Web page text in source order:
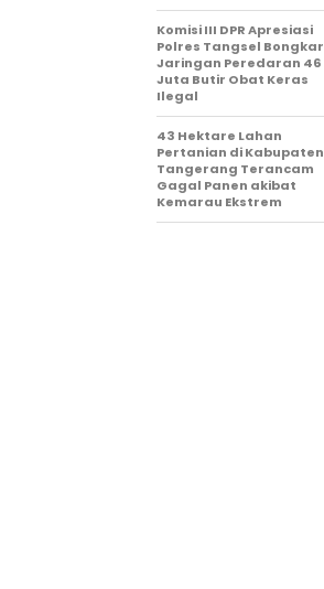
Komisi III DPR Apresiasi
Polres Tangsel Bongkar
Jaringan Peredaran 46
Juta Butir Obat Keras
Ilegal
43 Hektare Lahan
Pertanian di Kabupaten
Tangerang Terancam
Gagal Panen akibat
Kemarau Ekstrem